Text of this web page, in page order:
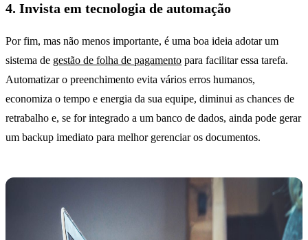
4. Invista em tecnologia de automação
Por fim, mas não menos importante, é uma boa ideia adotar um
sistema de gestão de folha de pagamento para facilitar essa tarefa.
Automatizar o preenchimento evita vários erros humanos,
economiza o tempo e energia da sua equipe, diminui as chances de
retrabalho e, se for integrado a um banco de dados, ainda pode gerar
um backup imediato para melhor gerenciar os documentos.